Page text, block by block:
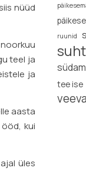
nüüd
teel ja
ja
aasta
kui
ajal üles
ruunid
tee ise